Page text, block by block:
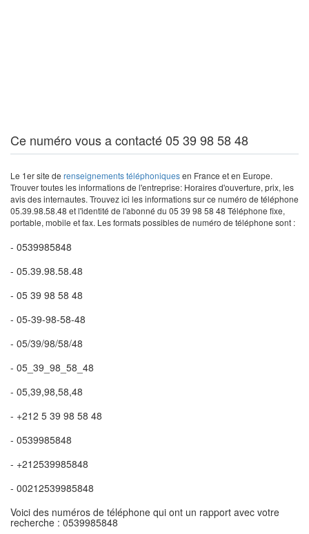
Ce numéro vous a contacté 05 39 98 58 48
Le 1er site de renseignements téléphoniquesen France et en Europe.
Trouver toutes les informations de l'entreprise: Horaires d'ouverture, prix, les
avis des internautes. Trouvez ici les informations sur ce numéro de téléphone
05.39.98.58.48 et l'identité de l'abonné du 05 39 98 58 48 Téléphone fixe,
portable, mobile et fax. Les formats possibles de numéro de téléphone sont :
- 0539985848
- 05.39.98.58.48
- 05 39 98 58 48
- 05-39-98-58-48
- 05/39/98/58/48
- 05_39_98_58_48
- 05,39,98,58,48
- +212 5 39 98 58 48
- 0539985848
- +212539985848
- 00212539985848
Voici des numéros de téléphone qui ont un rapport avec votre
recherche : 0539985848